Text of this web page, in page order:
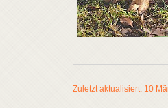
Zuletzt aktualisiert: 10